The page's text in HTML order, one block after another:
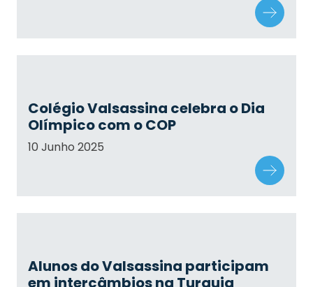
Colégio Valsassina celebra o Dia
Olímpico com o COP
10 Junho 2025
Alunos do Valsassina participam
em intercâmbios na Turquia